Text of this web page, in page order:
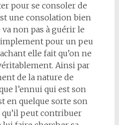
pour se consoler de
une consolation bien
non pas à guérir le
pour un peu
elle fait qu’on ne
Ainsi par
de la nature de
l’ennui qui est son
en quelque sorte son
peut contribuer